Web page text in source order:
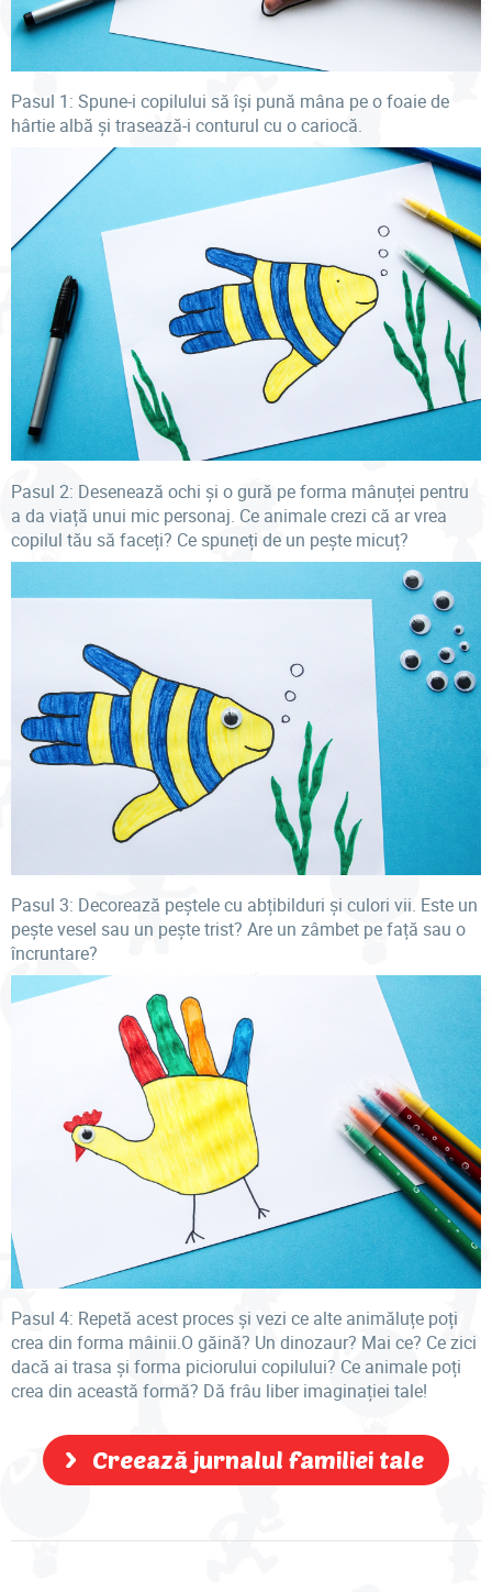
Pasul 1: Spune-i copilului să își pună mâna pe o foaie de
hârtie albă și trasează-i conturul cu o cariocă.
Pasul 2: Desenează ochi și o gură pe forma mânuței pentru
a da viață unui mic personaj. Ce animale crezi că ar vrea
copilul tău să faceți? Ce spuneți de un pește micuț?
Pasul 3: Decorează peștele cu abțibilduri și culori vii. Este un
pește vesel sau un pește trist? Are un zâmbet pe față sau o
încruntare?
Pasul 4: Repetă acest proces și vezi ce alte animăluțe poți
crea din forma mâinii.O găină? Un dinozaur? Mai ce? Ce zici
dacă ai trasa și forma piciorului copilului? Ce animale poți
crea din această formă? Dă frâu liber imaginației tale!
Creează jurnalul familiei tale